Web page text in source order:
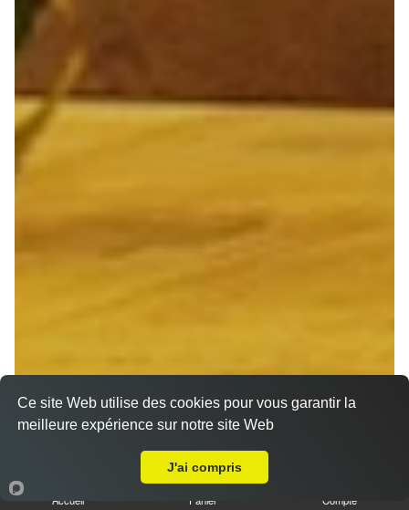
Accueil Panier Compte
Ce site Web utilise des cookies pour vous garantir la
meilleure expérience sur notre site Web
J'ai compris